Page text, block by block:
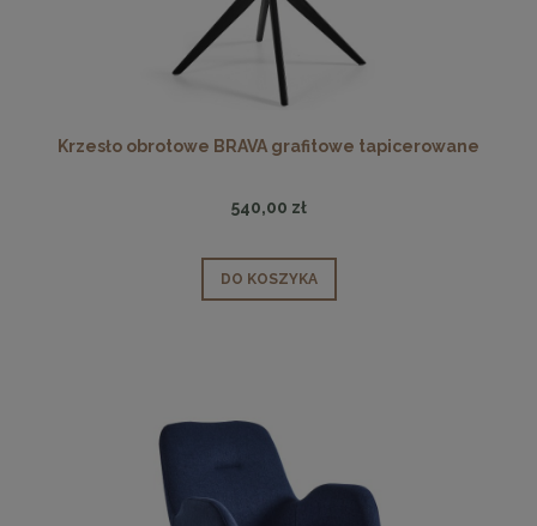
Krzesło obrotowe BRAVA grafitowe tapicerowane
540,00 zł
DO KOSZYKA